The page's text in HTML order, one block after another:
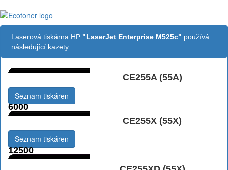
Laserová tiskárna HP "LaserJet Enterprise M525c" používá
následující kazety:
CE255A (55A)
6000
Seznam tiskáren
CE255X (55X)
12500
Seznam tiskáren